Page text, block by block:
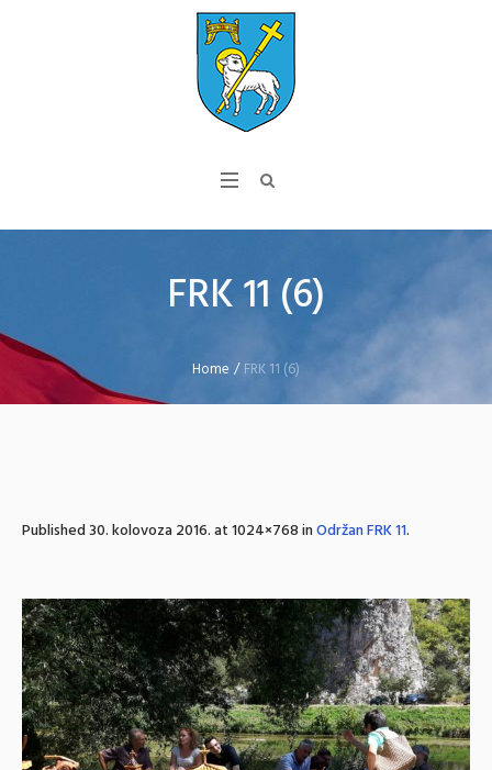
FRK 11 (6)
Home /FRK 11 (6)
Published30. kolovoza 2016.at 1024×768 inOdržan FRK 11.